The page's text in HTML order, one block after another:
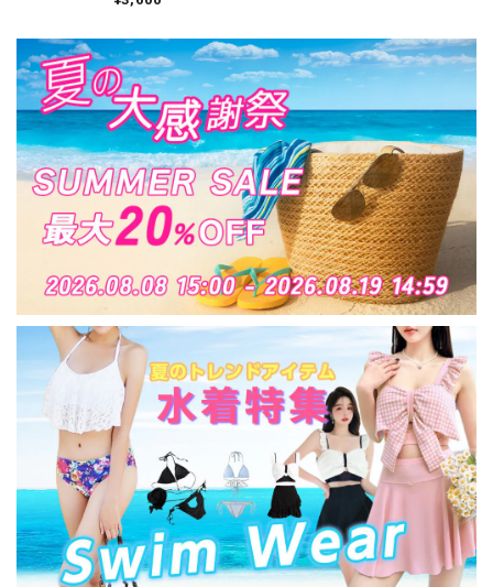
アル 大人可愛い 大人
女子 [LS-CCS028]